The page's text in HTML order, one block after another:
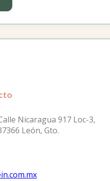
Nicaragua 917 Loc-3,
León, Gto.